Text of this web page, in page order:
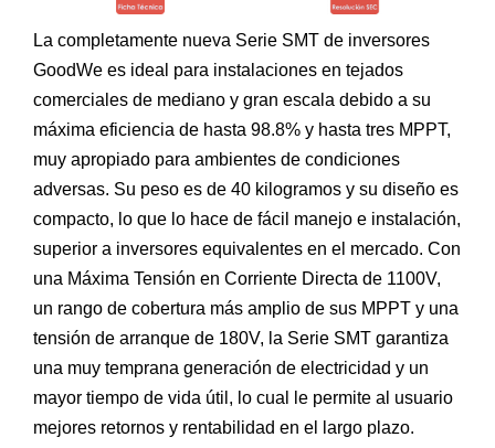
La completamente nueva Serie SMT de inversores
GoodWe es ideal para instalaciones en tejados
comerciales de mediano y gran escala debido a su
máxima eficiencia de hasta 98.8% y hasta tres MPPT,
muy apropiado para ambientes de condiciones
adversas. Su peso es de 40 kilogramos y su diseño es
compacto, lo que lo hace de fácil manejo e instalación,
superior a inversores equivalentes en el mercado. Con
una Máxima Tensión en Corriente Directa de 1100V,
un rango de cobertura más amplio de sus MPPT y una
tensión de arranque de 180V, la Serie SMT garantiza
una muy temprana generación de electricidad y un
mayor tiempo de vida útil, lo cual le permite al usuario
mejores retornos y rentabilidad en el largo plazo.